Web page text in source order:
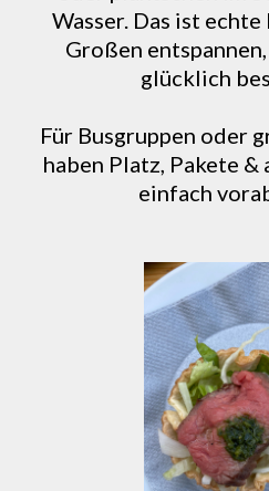
Wasser. Das ist
Großen
glücklich
Für Busgruppen oder
haben Platz, Pakete
einfach